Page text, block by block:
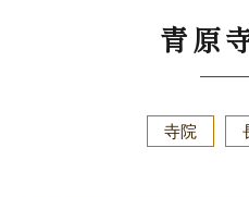
青原
寺院